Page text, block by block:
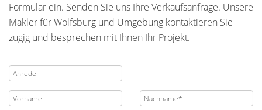
Formular ein. Senden Sie uns Ihre Verkaufsanfrage. Unsere
Makler für Wolfsburg und Umgebung kontaktieren Sie
zügig und besprechen mit Ihnen Ihr Projekt.